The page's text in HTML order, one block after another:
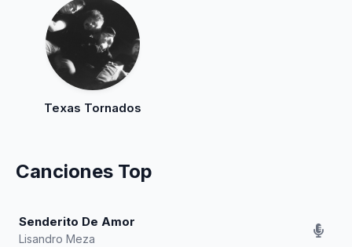
Texas Tornados
Canciones Top
Senderito De Amor
Lisandro Meza